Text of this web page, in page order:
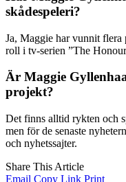
skådespeleri?
Ja, Maggie har vunnit
roll i tv-serien ”The
Är Maggie
projekt?
Det finns alltid rykten och
men för de senaste
och nyhetssajter.
Share This Article
Email Copy Link Print